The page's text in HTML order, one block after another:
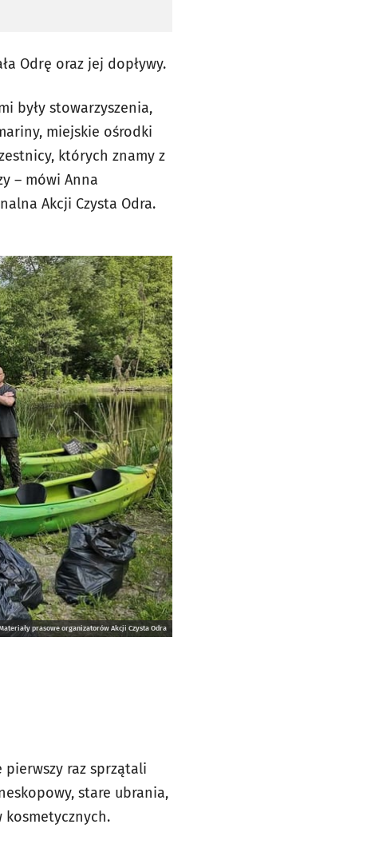
Odrę oraz jej dopływy.
były stowarzyszenia,
miejskie ośrodki
których znamy z
– mówi Anna
Akcji Czysta Odra.
prasowe organizatorów Akcji Czysta Odra
pierwszy raz sprzątali
stare ubrania,